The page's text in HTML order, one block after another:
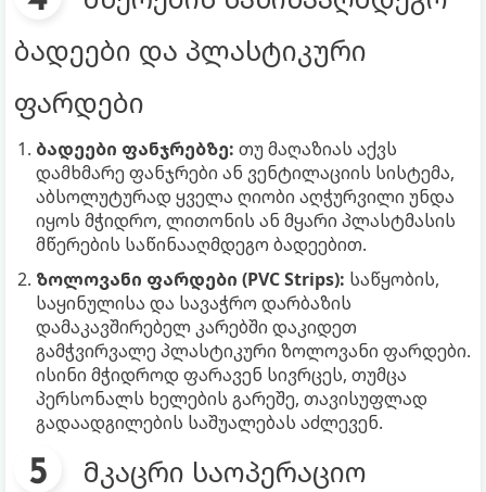
ბადეები და პლასტიკური
ფარდები
ბადეები ფანჯრებზე: თუ მაღაზიას აქვს
დამხმარე ფანჯრები ან ვენტილაციის სისტემა,
აბსოლუტურად ყველა ღიობი აღჭურვილი უნდა
იყოს მჭიდრო, ლითონის ან მყარი პლასტმასის
მწერების საწინააღმდეგო ბადეებით.
ზოლოვანი ფარდები (PVC Strips): საწყობის,
საყინულისა და სავაჭრო დარბაზის
დამაკავშირებელ კარებში დაკიდეთ
გამჭვირვალე პლასტიკური ზოლოვანი ფარდები.
ისინი მჭიდროდ ფარავენ სივრცეს, თუმცა
პერსონალს ხელების გარეშე, თავისუფლად
გადაადგილების საშუალებას აძლევენ.
მკაცრი საოპერაციო